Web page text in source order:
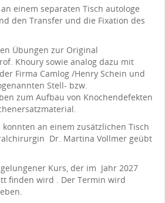
einem separaten Tisch autologe
den Transfer und die Fixation des
Übungen zur Original
Khoury sowie analog dazu mit
Firma Camlog /Henry Schein und
Stell- bzw.
zum Aufbau von Knochendefekten
an einem zusätzlichen Tisch
Dr. Martina Vollmer geübt
Kurs, der im Jahr 2027
finden wird . Der Termin wird